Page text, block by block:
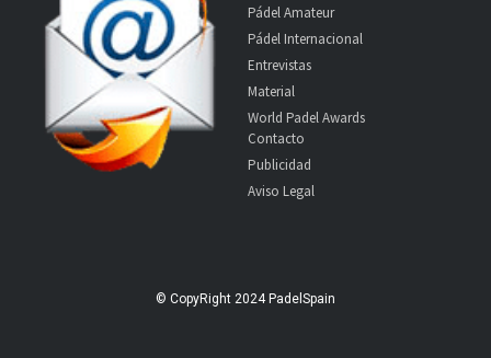
Pádel Amateur
Pádel Internacional
Entrevistas
Material
World Padel Awards
Contacto
Publicidad
Aviso Legal
© CopyRight 2024 PadelSpain